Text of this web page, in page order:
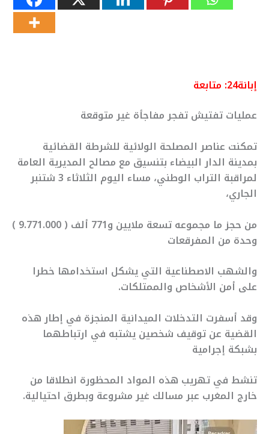
إبانة24: متابعة
عمليات تفتيش تفجر مفاجأة غير متوقعة
تمكنت عناصر المصلحة الولائية للشرطة القضائية
بمدينة الدار البيضاء بتنسيق مع مصالح المديرية العامة
لمراقبة التراب الوطني، مساء اليوم الثلاثاء 3 شتنبر
الجاري،
من حجز ما مجموعه تسعة ملايين و771 ألف ( 9.771.000 )
وحدة من المفرقعات
والشهب الاصطناعية التي يشكل استخدامها خطرا
على أمن الأشخاص والممتلكات.
وقد أسفرت التدخلات الميدانية المنجزة في إطار هذه
القضية عن توقيف شخصين يشتبه في ارتباطهما
بشبكة إجرامية
تنشط في تهريب هذه المواد المحظورة انطلاقا من
خارج المغرب عبر مسالك غير مشروعة وبطرق احتيالية.